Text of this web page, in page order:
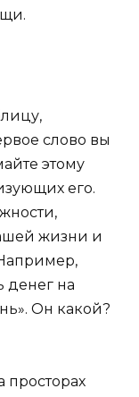
слово вы
этому
его.
жизни и
денег на
Он какой?
просторах